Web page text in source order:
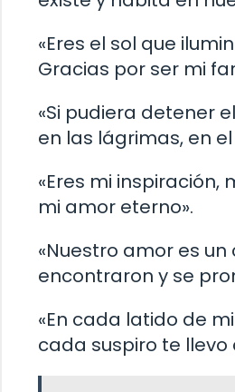
«Eres el sol que
Gracias por ser mi
«Si pudiera detener
en las lágrimas, en
«Eres mi
mi amor eterno».
«Nuestro amor es
encontraron y se
«En cada latido de
cada suspiro te llevo